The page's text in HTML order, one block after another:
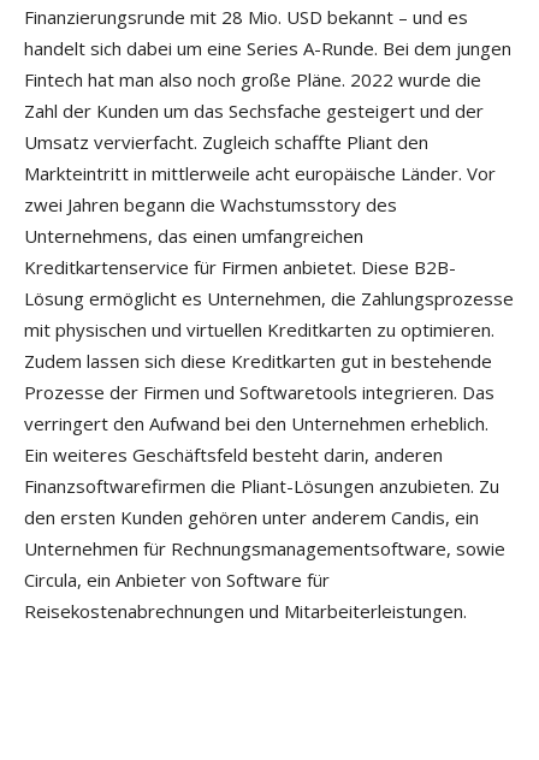
Finanzierungsrunde mit 28 Mio. USD bekannt – und es
handelt sich dabei um eine Series A-Runde. Bei dem jungen
Fintech hat man also noch große Pläne. 2022 wurde die
Zahl der Kunden um das Sechsfache gesteigert und der
Umsatz vervierfacht. Zugleich schaffte Pliant den
Markteintritt in mittlerweile acht europäische Länder. Vor
zwei Jahren begann die Wachstumsstory des
Unternehmens, das einen umfangreichen
Kreditkartenservice für Firmen anbietet. Diese B2B-
Lösung ermöglicht es Unternehmen, die Zahlungsprozesse
mit physischen und virtuellen Kreditkarten zu optimieren.
Zudem lassen sich diese Kreditkarten gut in bestehende
Prozesse der Firmen und Softwaretools integrieren. Das
verringert den Aufwand bei den Unternehmen erheblich.
Ein weiteres Geschäftsfeld besteht darin, anderen
Finanzsoftwarefirmen die Pliant-Lösungen anzubieten. Zu
den ersten Kunden gehören unter anderem Candis, ein
Unternehmen für Rechnungsmanagementsoftware, sowie
Circula, ein Anbieter von Software für
Reisekostenabrechnungen und Mitarbeiterleistungen.